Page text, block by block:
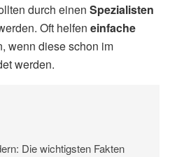
durch einen Spezialisten
Oft helfen einfache
wenn diese schon im
werden.
Die wichtigsten Fakten